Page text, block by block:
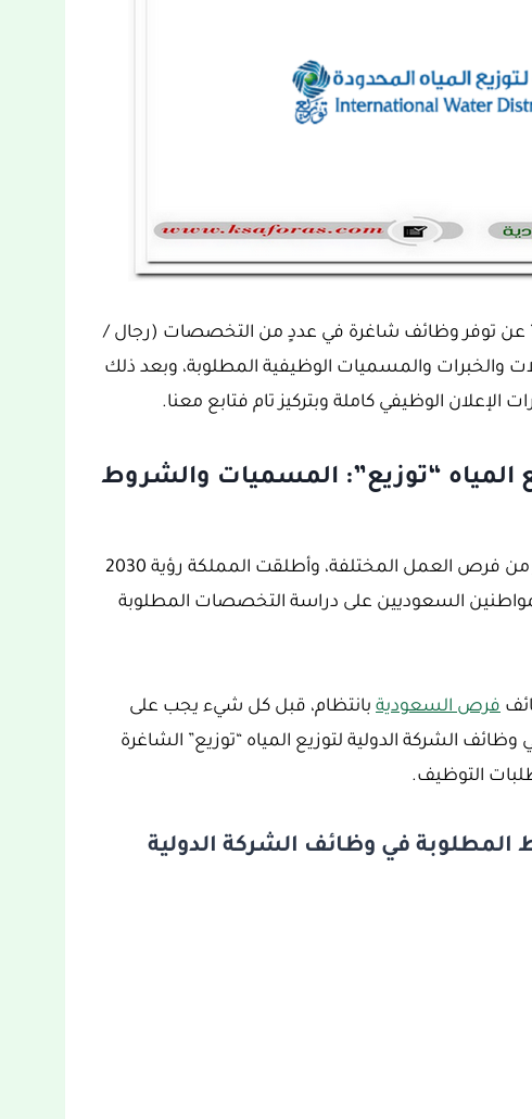
عن توفر وظائف شاغرة في عددٍ من التخصصات (رجال /
والخبرات والمسميات الوظيفية المطلوبة، وبعد ذلك
الإعلان الوظيفي كاملة وبتركيز تام فتابع معنا.
المياه “توزيع”: المسميات والشروط
يتوفر في المملكة العربية السعودية الكثير من فرص العمل المختلفة، وأطلقت المملكة رؤية 2030
السعوديين على دراسة التخصصات المطلوبة
فرص السعودية بانتظام، قبل كل شيء يجب على
الشركة الدولية لتوزيع المياه “توزيع” الشاغرة
طلبات التوظيف.
في وظائف الشركة الدولية